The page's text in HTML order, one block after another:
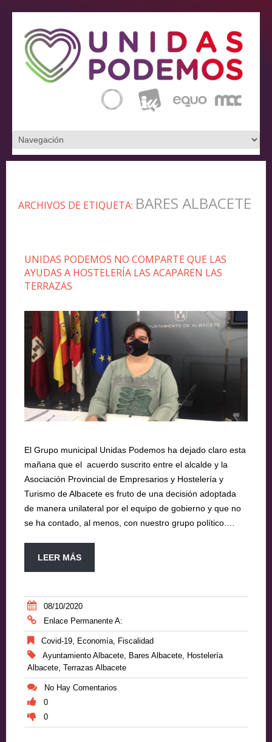
ARCHIVOS DE ETIQUETA: BARES ALBACETE
UNIDAS PODEMOS NO COMPARTE QUE LAS
AYUDAS A HOSTELERÍA LAS ACAPAREN LAS
TERRAZAS
El Grupo municipal Unidas Podemos ha dejado claro esta
mañana que el acuerdo suscrito entre el alcalde y la
Asociación Provincial de Empresarios y Hostelería y
Turismo de Albacete es fruto de una decisión adoptada
de manera unilateral por el equipo de gobierno y que no
se ha contado, al menos, con nuestro grupo político.…
LEER MÁS
08/10/2020
Enlace Permanente A:
Covid-19 Economía Fiscalidad
Ayuntamiento Albacete Bares Albacete Hostelería
Albacete Terrazas Albacete
No Hay Comentarios
0
0